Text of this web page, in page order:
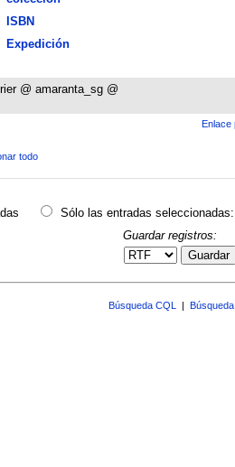
ISBN
Expedición
@ amaranta_sg @
Enlace
todo
Sólo las entradas seleccionadas:
Guardar registros:
Guardar
Búsqueda CQL